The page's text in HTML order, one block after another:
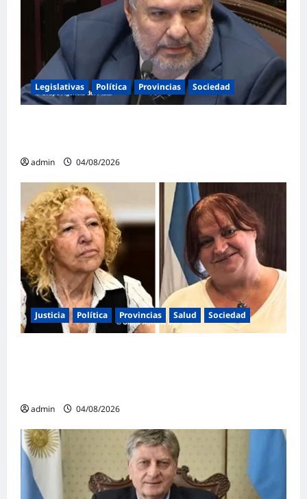
Legislativas Política Provincias Sociedad
admin 04/08/2026
Justicia Política Provincias Salud Sociedad
admin 04/08/2026